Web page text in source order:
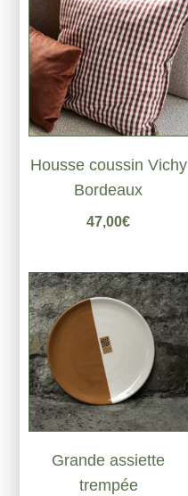
Housse coussin Vichy
Bordeaux
47,00€
Grande assiette
trempée